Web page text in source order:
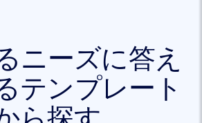
ニーズに答え
テンプレート